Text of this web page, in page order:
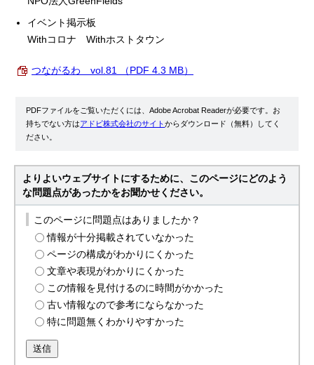
イベント掲示板
Withコロナ Withホストタウン
つながるわ vol.81 （PDF 4.3 MB）
PDFファイルをご覧いただくには、Adobe Acrobat Readerが必要です。お
持ちでない方はアドビ株式会社のサイトからダウンロード（無料）してく
ださい。
よりよいウェブサイトにするために、このページにどのよう
な問題点があったかをお聞かせください。
このページに問題点はありましたか？
情報が十分掲載されていなかった
ページの構成がわかりにくかった
文章や表現がわかりにくかった
この情報を見付けるのに時間がかかった
古い情報なので参考にならなかった
特に問題無くわかりやすかった
送信